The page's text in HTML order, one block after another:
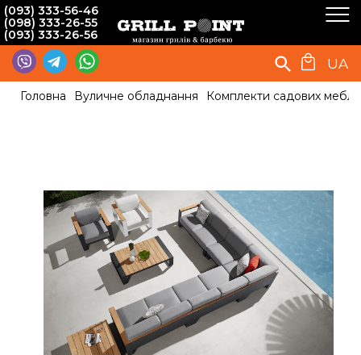
(093) 333-56-46
(098) 333-26-55
(093) 333-26-56
UA
Головна Вуличне обладнання Комплекти садових